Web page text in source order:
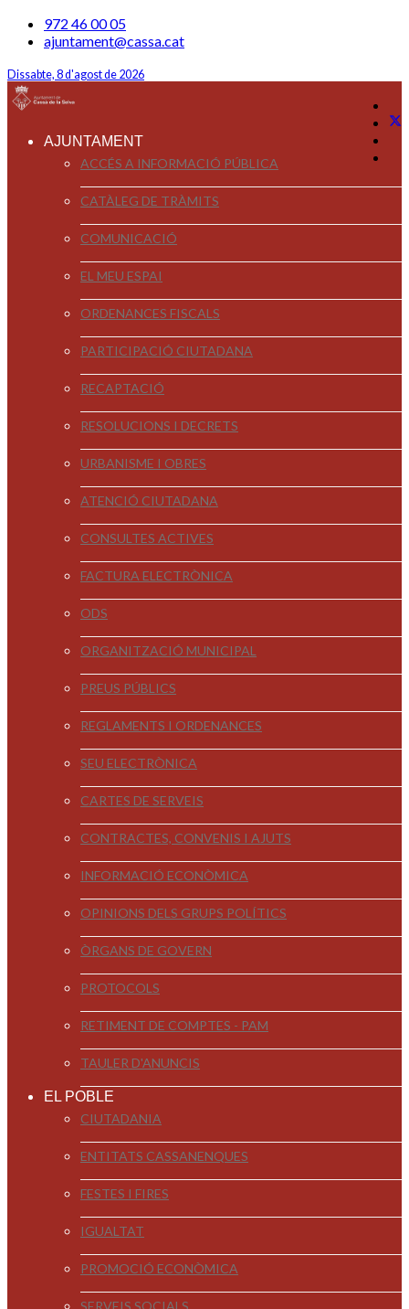
972 46 00 05
ajuntament@cassa.cat
Dissabte, 8 d'agost de 2026
AJUNTAMENT
ACCÉS A INFORMACIÓ PÚBLICA
CATÀLEG DE TRÀMITS
COMUNICACIÓ
EL MEU ESPAI
ORDENANCES FISCALS
PARTICIPACIÓ CIUTADANA
RECAPTACIÓ
RESOLUCIONS I DECRETS
URBANISME I OBRES
ATENCIÓ CIUTADANA
CONSULTES ACTIVES
FACTURA ELECTRÒNICA
ODS
ORGANITZACIÓ MUNICIPAL
PREUS PÚBLICS
REGLAMENTS I ORDENANCES
SEU ELECTRÒNICA
CARTES DE SERVEIS
CONTRACTES, CONVENIS I AJUTS
INFORMACIÓ ECONÒMICA
OPINIONS DELS GRUPS POLÍTICS
ÒRGANS DE GOVERN
PROTOCOLS
RETIMENT DE COMPTES - PAM
TAULER D'ANUNCIS
EL POBLE
CIUTADANIA
ENTITATS CASSANENQUES
FESTES I FIRES
IGUALTAT
PROMOCIÓ ECONÒMICA
SERVEIS SOCIALS